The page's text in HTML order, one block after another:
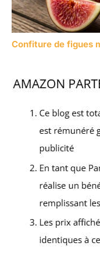
Confiture de figues